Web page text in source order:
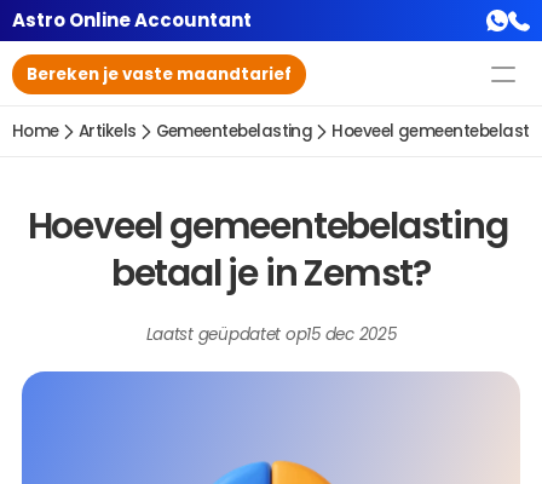
Astro Online Accountant
Bereken je vaste maandtarief
Home Artikels Gemeentebelasting Hoeveel
Hoeveel gemeentebelasting
betaal je in Zemst?
Laatst geüpdatet op15 dec 2025